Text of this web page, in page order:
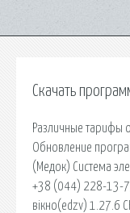
Скачать
Различные тарифы
Обновление
(Медок) Система
+38 (044) 228-13-
вікно(edzv) 1.27.6